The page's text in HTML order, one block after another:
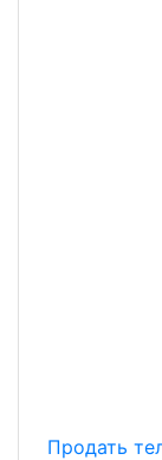
Продать